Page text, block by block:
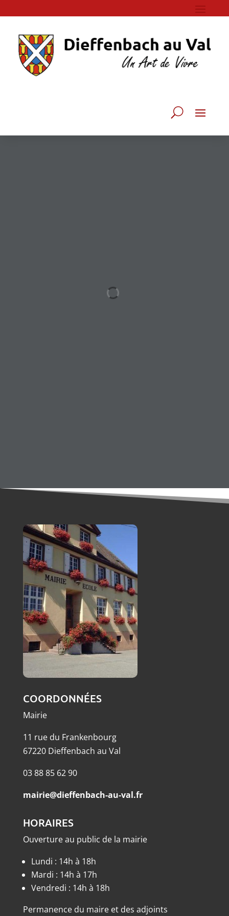
COORDONNÉES
Mairie
11 rue du Frankenbourg
67220 Dieffenbach au Val
03 88 85 62 90
mairie@dieffenbach-au-val.fr
HORAIRES
Ouverture au public de la mairie
Lundi : 14h à 18h
Mardi : 14h à 17h
Vendredi : 14h à 18h
Permanence du maire et des adjoints